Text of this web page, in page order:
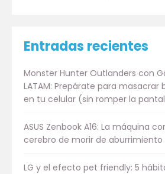
Entradas recientes
Monster Hunter Outlanders con
LATAM: Prepárate para masacrar
en tu celular (sin romper la
ASUS Zenbook A16: La máquina
cerebro de morir de aburrimiento
LG y el efecto pet friendly: 5